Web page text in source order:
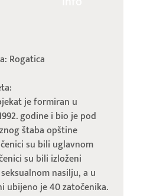
Rogatica
je formiran u
godine i bio je pod
štaba opštine
su bili uglavnom
su bili izloženi
nasilju, a u
ubijeno je 40 zatočenika.